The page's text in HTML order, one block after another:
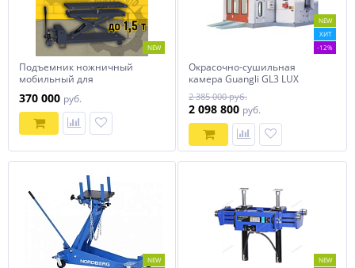
NEW
Подъемник ножничный
мобильный для
электромобилей Сивик
ПГН-7515Е
370 000 руб.
NEW
ХИТ
-12%
Окрасочно-сушильная
камера Guangli GL3 LUX
2 385 000 руб.
2 098 800 руб.
NEW
NEW